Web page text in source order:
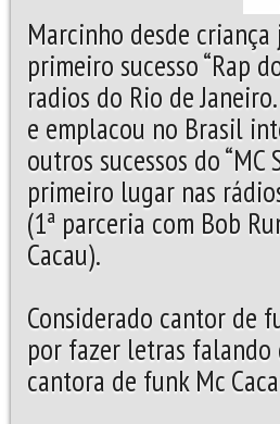
Marcinho desde
primeiro sucesso “Rap
radios do Rio de
e emplacou no Brasil
outros sucessos do
primeiro lugar nas
(1ª parceria com Bob
Cacau).
Considerado cantor de
por fazer letras falando
cantora de funk Mc